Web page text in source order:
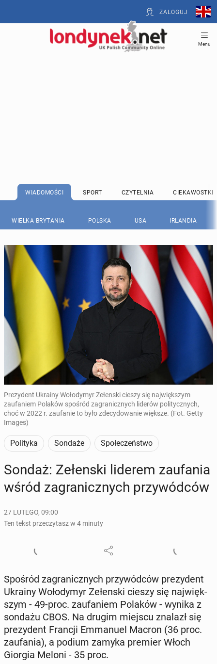
ZALOGUJ
Menu
WIADOMOŚCI SPORT CZYTELNIA CIEKAWOSTKI
WIELKA BRYTANIA POLSKA USA IRLANDIA
Prezydent Ukrainy Wołodymyr Zełenski cieszy się największym
zaufaniem Polaków spośród zagranicznych liderów politycznych,
choć w 2022 r. zaufanie to było zdecydowanie większe. (Fot. Getty
Images)
Polityka Sondaże Społeczeństwo
Sondaż: Ze­łen­ski liderem za­ufa­nia
wśród za­gra­nicz­nych przy­wód­ców
27 LUTEGO, 09:00
Ten tekst przeczytasz w 4 minuty
Spośród za­gra­nicz­nych przy­wód­ców pre­zy­dent
Ukrainy Wo­ło­dy­myr Ze­łen­ski cieszy się naj­więk­
szym - 49-proc. za­ufa­niem Polaków - wynika z
sondażu CBOS. Na drugim miejscu znalazł się
pre­zy­dent Francji Em­ma­nu­el Macron (36 proc.
za­ufa­nia), a podium zamyka premier Włoch
Giorgia Meloni - 35 proc.